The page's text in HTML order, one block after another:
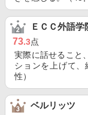
ＥＣＣ外語学
73.3点
実際に話せること
ションを上げて
性）
ベルリッツ